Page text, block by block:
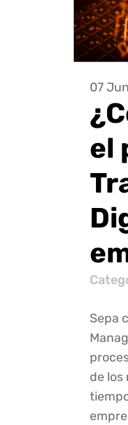
07
el
Sepa
de los